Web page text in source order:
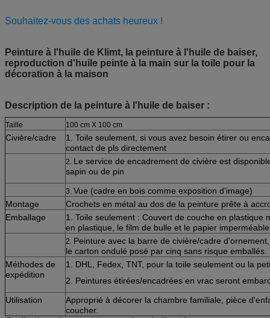
Souhaitez-vous des achats heureux !
Peinture à l'huile de Klimt, la peinture à l'huile de baiser,
reproduction d'huile peinte à la main sur la toile pour la
décoration à la maison
Description de la peinture à l'huile de baiser :
Taille 100 cm X 100 cm
Civière/cadre
1. Toile seulement, si vous avez besoin étirer ou
contact de pls directement
2. Le service de encadrement de civière est
sapin ou de pin
3. Vue (cadre en bois comme exposition d'image)
Montage
Crochets en métal au dos de la peinture prête à
Emballage
1. Toile seulement : Couvert de couche en plastique
en plastique, le film de bulle et le papier
2. Peinture avec la barre de civière/cadre
le carton ondulé posé par cinq sans risque emballés.
Méthodes de
expédition
1. DHL, Fedex, TNT, pour la toile seulement ou la
2. Peintures étirées/encadrées en vrac seront
Utilisation
Approprié à décorer la chambre familiale, pièce
coucher.